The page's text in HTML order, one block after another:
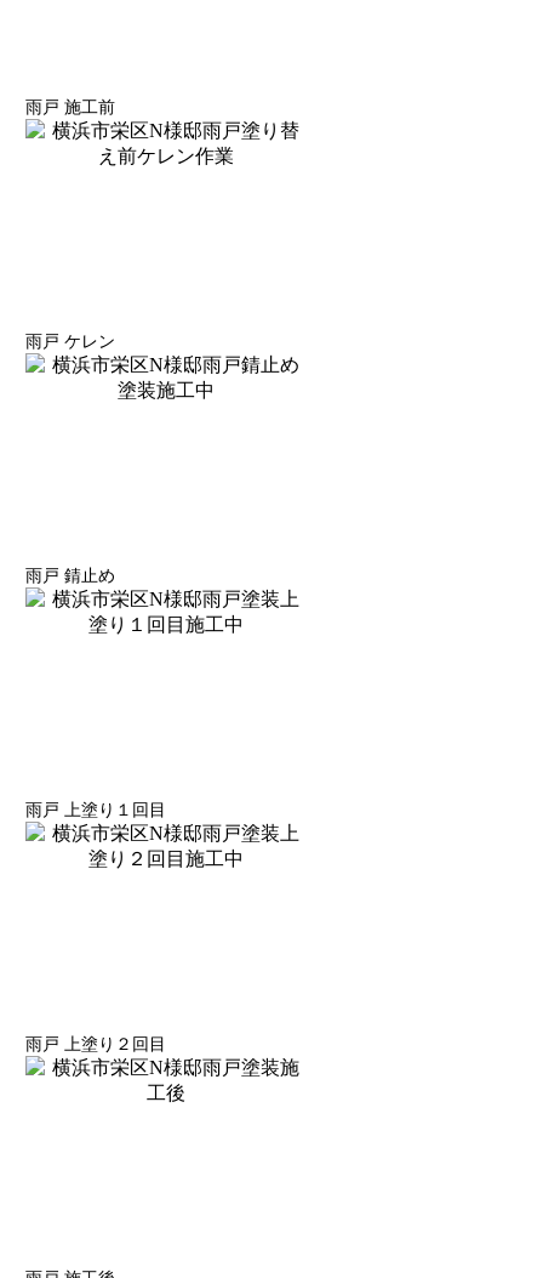
雨戸 施工前
雨戸 ケレン
雨戸 錆止め
雨戸 上塗り１回目
雨戸 上塗り２回目